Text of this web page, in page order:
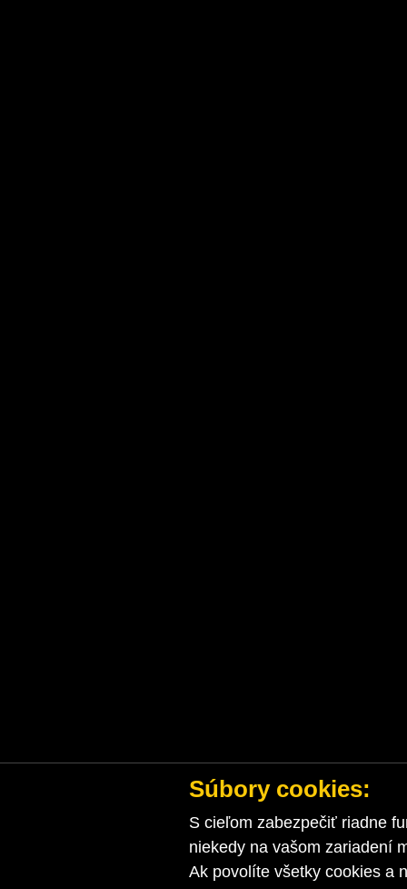
Súbory cookies:
S cieľom zabezpečiť riadne
niekedy na vašom zariadení
Ak povolíte všetky cookies a